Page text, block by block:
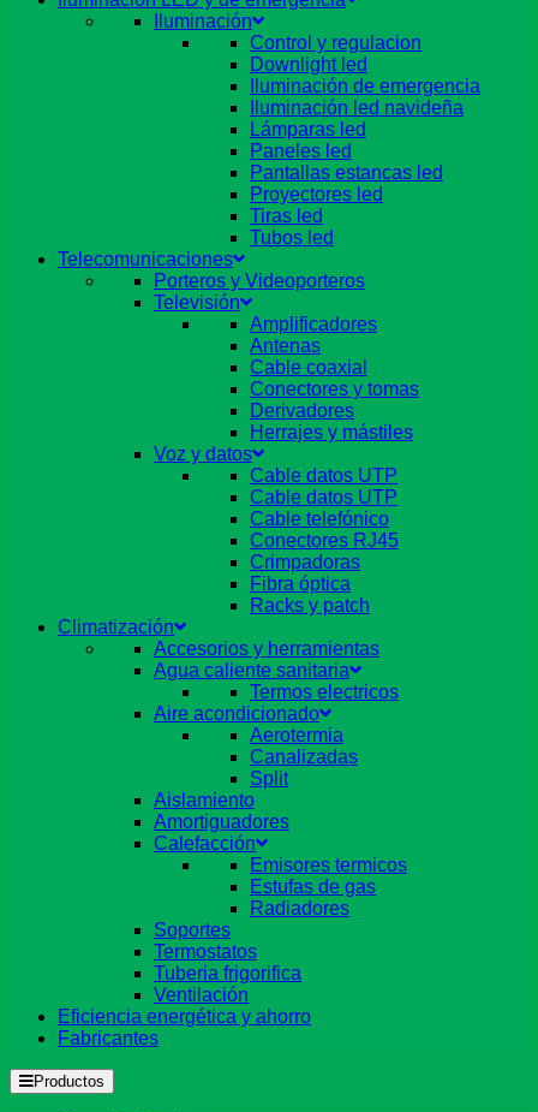
Iluminación
Control y regulacion
Downlight led
Iluminación de emergencia
Iluminación led navideña
Lámparas led
Paneles led
Pantallas estancas led
Proyectores led
Tiras led
Tubos led
Telecomunicaciones
Porteros y Videoporteros
Televisión
Amplificadores
Antenas
Cable coaxial
Conectores y tomas
Derivadores
Herrajes y mástiles
Voz y datos
Cable datos UTP
Cable datos UTP
Cable telefónico
Conectores RJ45
Crimpadoras
Fibra óptica
Racks y patch
Climatización
Accesorios y herramientas
Agua caliente sanitaria
Termos electricos
Aire acondicionado
Aerotermia
Canalizadas
Split
Aislamiento
Amortiguadores
Calefacción
Emisores termicos
Estufas de gas
Radiadores
Soportes
Termostatos
Tuberia frigorifica
Ventilación
Eficiencia energética y ahorro
Fabricantes
Productos